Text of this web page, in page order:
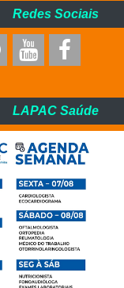
Redes Sociais
LAPAC Saúde